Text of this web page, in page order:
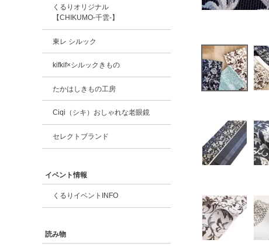
くるりオリジナル
【CHIKUMO-千雲-】
東レ シルック
kifkif×シルックきもの
たかはしきもの工房
Ciqi（シキ）おしゃれな老眼鏡
セレクトブランド
イベント情報
くるりイベントINFO
読み物